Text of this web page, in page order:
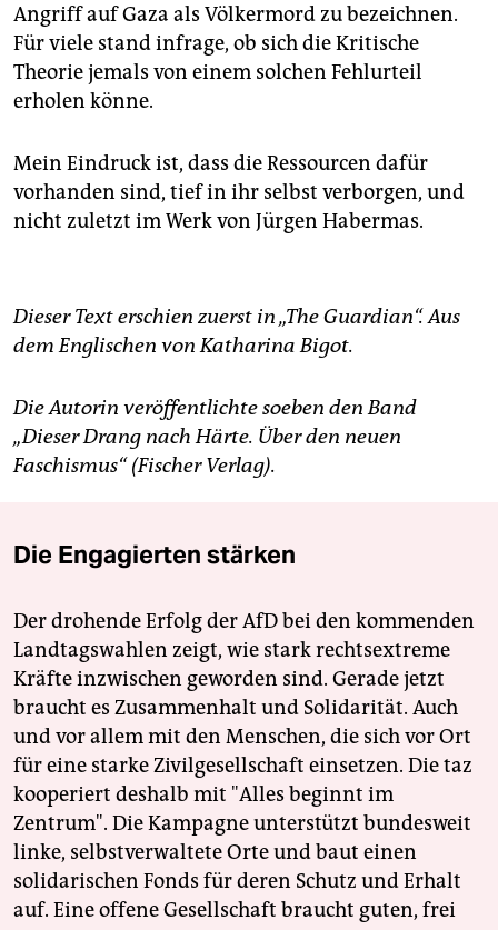
Angriff auf Gaza als Völkermord zu bezeichnen.
Für viele stand infrage, ob sich die Kritische
Theorie jemals von einem solchen Fehlurteil
erholen könne.
Mein Eindruck ist, dass die Ressourcen dafür
vorhanden sind, tief in ihr selbst verborgen, und
nicht zuletzt im Werk von Jürgen Habermas.
Dieser Text erschien zuerst in „The Guardian“. Aus
dem Englischen von Katharina Bigot.
Die Autorin veröffentlichte soeben den Band
„Dieser Drang nach Härte. Über den neuen
Faschismus“ (Fischer Verlag).
Die Engagierten stärken
Der drohende Erfolg der AfD bei den kommenden
Landtagswahlen zeigt, wie stark rechtsextreme
Kräfte inzwischen geworden sind. Gerade jetzt
braucht es Zusammenhalt und Solidarität. Auch
und vor allem mit den Menschen, die sich vor Ort
für eine starke Zivilgesellschaft einsetzen. Die taz
kooperiert deshalb mit "Alles beginnt im
Zentrum". Die Kampagne unterstützt bundesweit
linke, selbstverwaltete Orte und baut einen
solidarischen Fonds für deren Schutz und Erhalt
auf. Eine offene Gesellschaft braucht guten, frei